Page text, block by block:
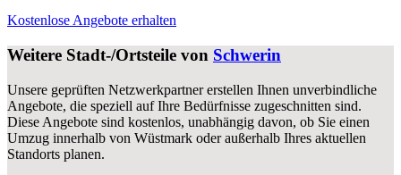
Kostenlose Angebote erhalten
Weitere Stadt-/Ortsteile von Schwerin
Unsere geprüften Netzwerkpartner erstellen Ihnen unverbindliche
Angebote, die speziell auf Ihre Bedürfnisse zugeschnitten sind.
Diese Angebote sind kostenlos, unabhängig davon, ob Sie einen
Umzug innerhalb von Wüstmark oder außerhalb Ihres aktuellen
Standorts planen.